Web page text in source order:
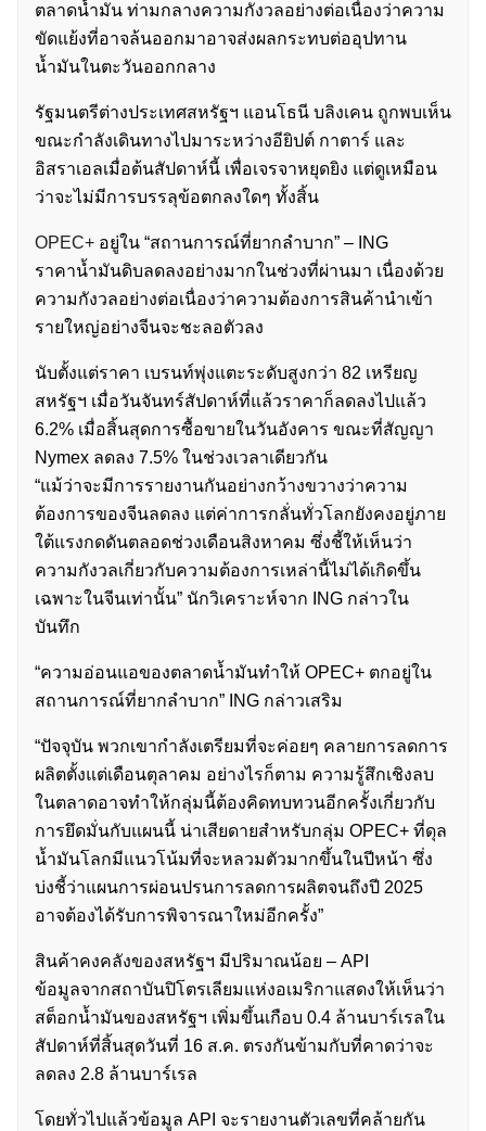
ตลาดน้ำมัน ท่ามกลางความกังวลอย่างต่อเนื่องว่าความ
ขัดแย้งที่อาจล้นออกมาอาจส่งผลกระทบต่ออุปทาน
น้ำมันในตะวันออกกลาง
รัฐมนตรีต่างประเทศสหรัฐฯ แอนโธนี บลิงเคน ถูกพบเห็น
ขณะกำลังเดินทางไปมาระหว่างอียิปต์ กาตาร์ และ
อิสราเอลเมื่อต้นสัปดาห์นี้ เพื่อเจรจาหยุดยิง แต่ดูเหมือน
ว่าจะไม่มีการบรรลุข้อตกลงใดๆ ทั้งสิ้น
OPEC+ อยู่ใน “สถานการณ์ที่ยากลำบาก” – ING
ราคาน้ำมันดิบลดลงอย่างมากในช่วงที่ผ่านมา เนื่องด้วย
ความกังวลอย่างต่อเนื่องว่าความต้องการสินค้านำเข้า
รายใหญ่อย่างจีนจะชะลอตัวลง
นับตั้งแต่ราคา เบรนท์พุ่งแตะระดับสูงกว่า 82 เหรียญ
สหรัฐฯ เมื่อวันจันทร์สัปดาห์ที่แล้วราคาก็ลดลงไปแล้ว
6.2% เมื่อสิ้นสุดการซื้อขายในวันอังคาร ขณะที่สัญญา
Nymex ลดลง 7.5% ในช่วงเวลาเดียวกัน
“แม้ว่าจะมีการรายงานกันอย่างกว้างขวางว่าความ
ต้องการของจีนลดลง แต่ค่าการกลั่นทั่วโลกยังคงอยู่ภาย
ใต้แรงกดดันตลอดช่วงเดือนสิงหาคม ซึ่งชี้ให้เห็นว่า
ความกังวลเกี่ยวกับความต้องการเหล่านี้ไม่ได้เกิดขึ้น
เฉพาะในจีนเท่านั้น” นักวิเคราะห์จาก ING กล่าวใน
บันทึก
“ความอ่อนแอของตลาดน้ำมันทำให้ OPEC+ ตกอยู่ใน
สถานการณ์ที่ยากลำบาก” ING กล่าวเสริม
“ปัจจุบัน พวกเขากำลังเตรียมที่จะค่อยๆ คลายการลดการ
ผลิตตั้งแต่เดือนตุลาคม อย่างไรก็ตาม ความรู้สึกเชิงลบ
ในตลาดอาจทำให้กลุ่มนี้ต้องคิดทบทวนอีกครั้งเกี่ยวกับ
การยึดมั่นกับแผนนี้ น่าเสียดายสำหรับกลุ่ม OPEC+ ที่ดุล
น้ำมันโลกมีแนวโน้มที่จะหลวมตัวมากขึ้นในปีหน้า ซึ่ง
บ่งชี้ว่าแผนการผ่อนปรนการลดการผลิตจนถึงปี 2025
อาจต้องได้รับการพิจารณาใหม่อีกครั้ง”
สินค้าคงคลังของสหรัฐฯ มีปริมาณน้อย – API
ข้อมูลจากสถาบันปิโตรเลียมแห่งอเมริกาแสดงให้เห็นว่า
สต็อกน้ำมันของสหรัฐฯ เพิ่มขึ้นเกือบ 0.4 ล้านบาร์เรลใน
สัปดาห์ที่สิ้นสุดวันที่ 16 ส.ค. ตรงกันข้ามกับที่คาดว่าจะ
ลดลง 2.8 ล้านบาร์เรล
โดยทั่วไปแล้วข้อมูล API จะรายงานตัวเลขที่คล้ายกัน